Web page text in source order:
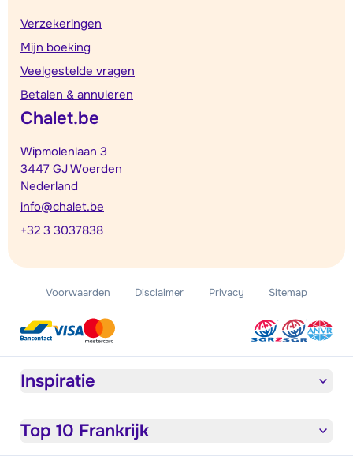
Verzekeringen
Mijn boeking
Veelgestelde vragen
Betalen & annuleren
Chalet.be
Wipmolenlaan 3
3447 GJ Woerden
Nederland
info@chalet.be
+32 3 3037838
Voorwaarden Disclaimer Privacy Sitemap
Inspiratie
Top 10 Frankrijk